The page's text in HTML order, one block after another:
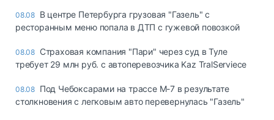
08.08 В центре Петербурга грузовая "Газель" с
ресторанным меню попала в ДТП с гужевой повозкой
08.08 Страховая компания "Пари" через суд в Туле
требует 29 млн руб. с автоперевозчика Kaz TralServiece
08.08 Под Чебоксарами на трассе М-7 в результате
столкновения с легковым авто перевернулась "Газель"